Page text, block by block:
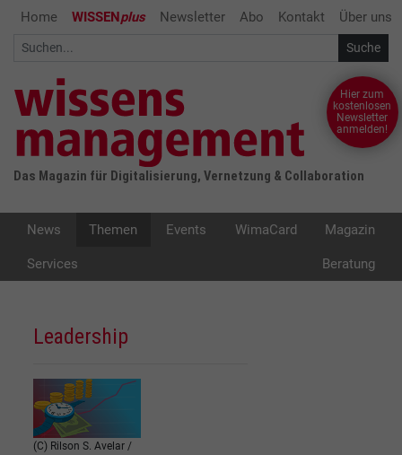
Home WISSENplus Newsletter Abo Kontakt Über uns
Das Magazin für Digitalisierung, Vernetzung & Collaboration
Hier zum
kostenlosen
Newsletter
anmelden!
News Themen Events WimaCard Magazin
Services Beratung
Leadership
(C) Rilson S. Avelar /